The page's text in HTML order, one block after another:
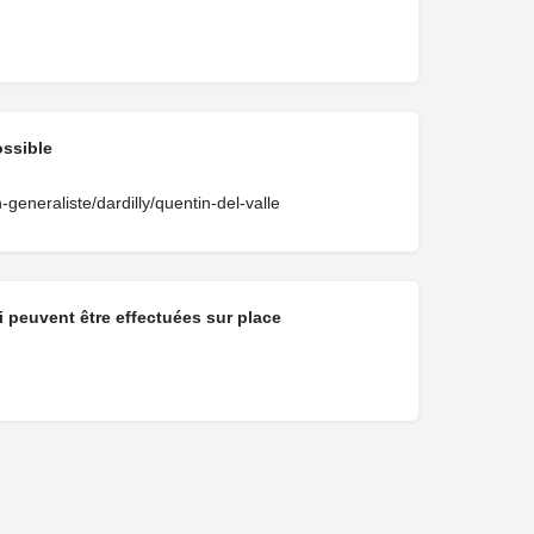
generaliste/dardilly/quentin-del-valle
peuvent être effectuées sur place